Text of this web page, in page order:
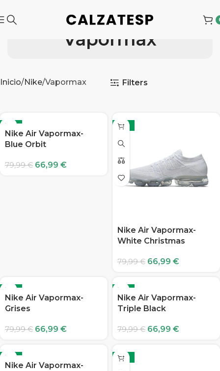
Vapormax
Inicio Nike Vapormax Filters
-16%
Nike Air Vapormax-
Blue Orbit
79,99€ 66,99 €
-16%
Nike Air Vapormax-
White Christmas
79,99€ 66,99 €
-16%
Nike Air Vapormax-
Grises
79,99€ 66,99 €
-16%
Nike Air Vapormax-
Triple Black
79,99€ 66,99 €
-16%
Nike Air Vapormax-
-16%